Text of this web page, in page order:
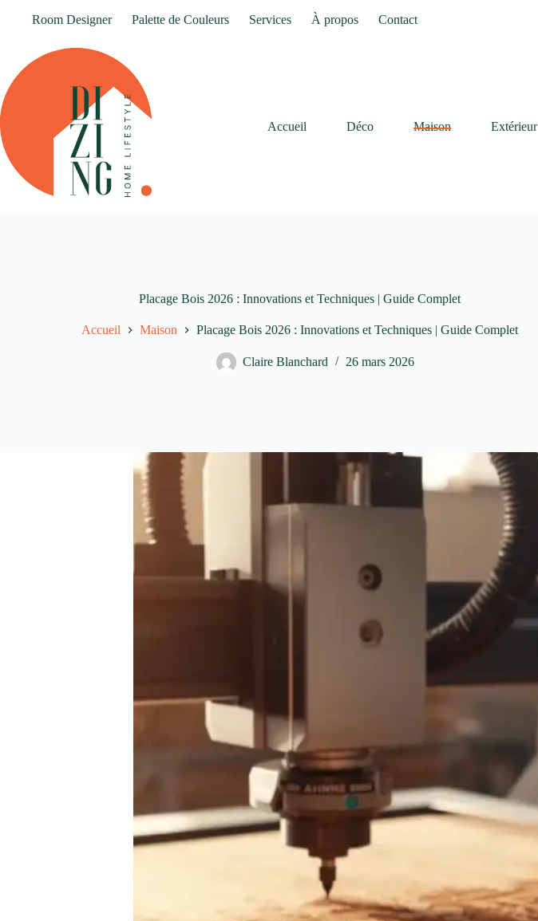
Room Designer Palette de Couleurs Services À propos Contact
Accueil Déco Maison Extérieur
Placage Bois 2026 : Innovations et Techniques | Guide Complet
Accueil Maison Placage Bois 2026 : Innovations et Techniques | Guide Complet
Claire Blanchard 26 mars 2026